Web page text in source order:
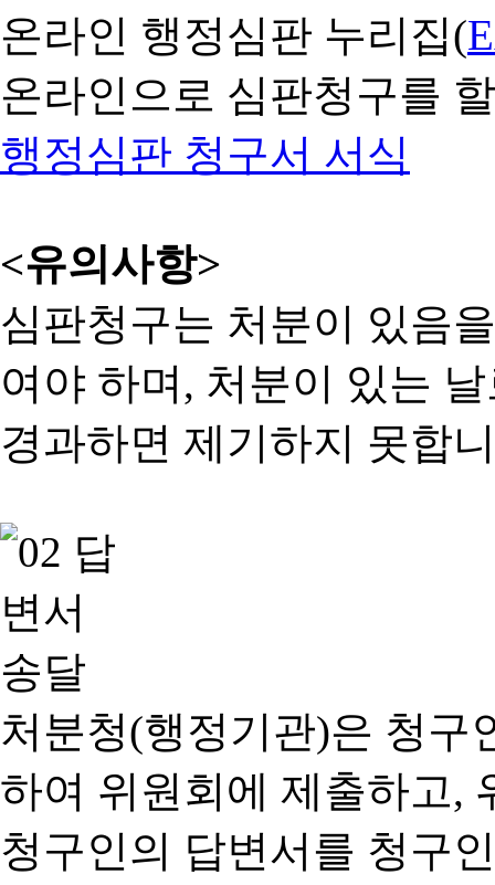
온라인 행정심판 누리집(
온라인으로 심판청구를
행정심판 청구서 서식
<유의사항>
심판청구는 처분이 있음
여야 하며, 처분이 있는
경과하면 제기하지 못합
처분청(행정기관)은 청구
하여 위원회에 제출하고,
청구인의 답변서를 청구